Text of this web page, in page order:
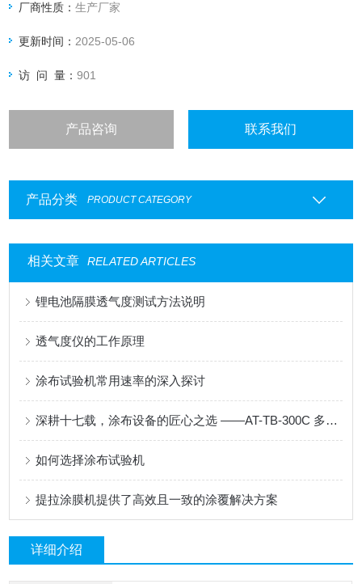
厂商性质：生产厂家
更新时间： 2025-05-06
访 问 量：901
产品咨询 联系我们
产品分类 PRODUCT CATEGORY
相关文章 RELATED ARTICLES
锂电池隔膜透气度测试方法说明
透气度仪的工作原理
涂布试验机常用速率的深入探讨
深耕十七载，涂布设备的匠心之选 ——AT-TB-300C 多功能涂布试验机
如何选择涂布试验机
提拉涂膜机提供了高效且一致的涂覆解决方案
详细介绍